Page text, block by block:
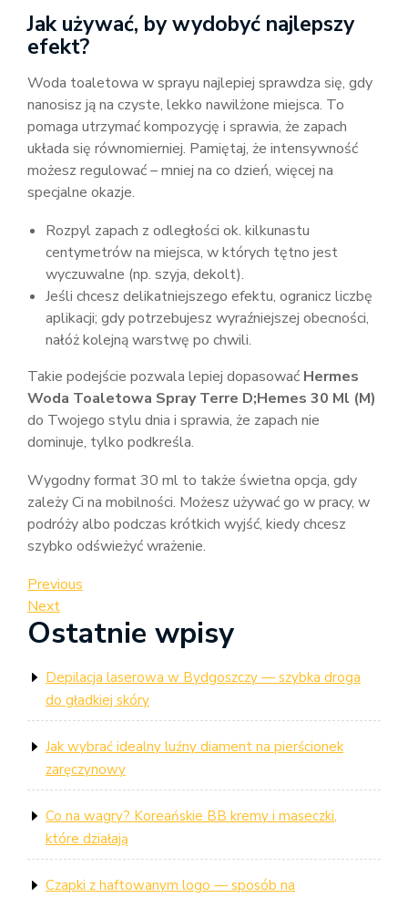
Jak używać, by wydobyć najlepszy
efekt?
Woda toaletowa w sprayu najlepiej sprawdza się, gdy
nanosisz ją na czyste, lekko nawilżone miejsca. To
pomaga utrzymać kompozycję i sprawia, że zapach
układa się równomierniej. Pamiętaj, że intensywność
możesz regulować – mniej na co dzień, więcej na
specjalne okazje.
Rozpyl zapach z odległości ok. kilkunastu
centymetrów na miejsca, w których tętno jest
wyczuwalne (np. szyja, dekolt).
Jeśli chcesz delikatniejszego efektu, ogranicz liczbę
aplikacji; gdy potrzebujesz wyraźniejszej obecności,
nałóż kolejną warstwę po chwili.
Takie podejście pozwala lepiej dopasować Hermes
Woda Toaletowa Spray Terre D;Hemes 30 Ml (M)
do Twojego stylu dnia i sprawia, że zapach nie
dominuje, tylko podkreśla.
Wygodny format 30 ml to także świetna opcja, gdy
zależy Ci na mobilności. Możesz używać go w pracy, w
podróży albo podczas krótkich wyjść, kiedy chcesz
szybko odświeżyć wrażenie.
Nawigacja
wpisu
Previous
Post
Previous
Next
Post
Next
Ostatnie wpisy
Depilacja laserowa w Bydgoszczy — szybka droga
do gładkiej skóry
Jak wybrać idealny luźny diament na pierścionek
zaręczynowy
Co na wagry? Koreańskie BB kremy i maseczki,
które działają
Czapki z haftowanym logo — sposób na